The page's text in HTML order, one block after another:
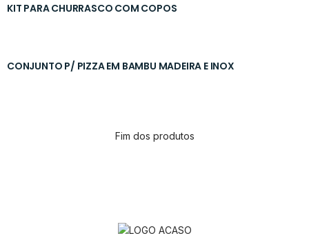
KIT PARA CHURRASCO COM COPOS
CONJUNTO P/ PIZZA EM BAMBU MADEIRA E INOX
Fim dos produtos